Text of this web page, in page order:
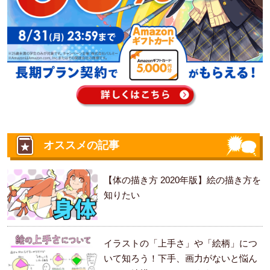
オススメの記事
【体の描き方 2020年版】絵の描き方を
知りたい
イラストの「上手さ」や「絵柄」につ
いて知ろう！下手、画力がないと悩ん